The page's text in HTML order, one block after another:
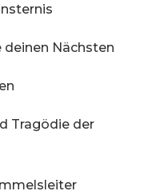
deinen Nächsten
Tragödie der